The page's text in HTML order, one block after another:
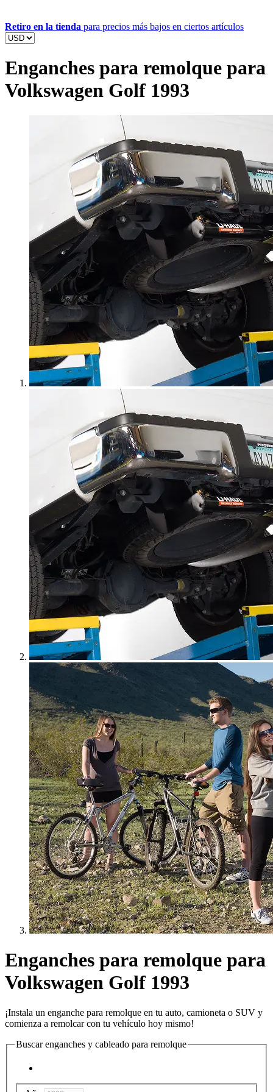
Retiro en la tienda para precios más bajos en ciertos artículos
Enganches para remolque para
Volkswagen Golf 1993
Enganches para remolque para
Volkswagen Golf 1993
¡Instala un enganche para remolque en tu auto, camioneta o SUV y
comienza a remolcar con tu vehículo hoy mismo!
Buscar enganches y cableado para remolque